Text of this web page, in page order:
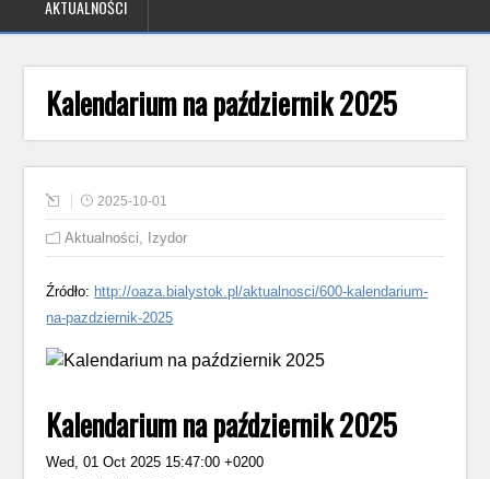
AKTUALNOŚCI
Kalendarium na październik 2025
2025-10-01
Aktualności, Izydor
Źródło: http://oaza.bialystok.pl/aktualnosci/600-kalendarium-
na-pazdziernik-2025
Kalendarium na październik 2025
Wed, 01 Oct 2025 15:47:00 +0200